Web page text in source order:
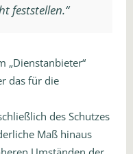
feststellen.“
„Dienstanbieter“
das für die
des Schutzes
Maß hinaus